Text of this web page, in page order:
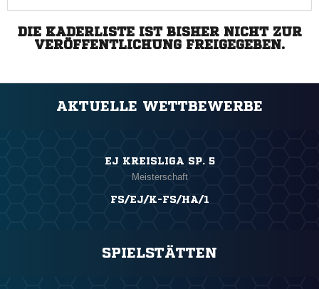
DIE KADERLISTE IST BISHER NICHT ZUR
VERÖFFENTLICHUNG FREIGEGEBEN.
AKTUELLE WETTBEWERBE
EJ KREISLIGA SP. 5
Meisterschaft
FS/EJ/K-FS/HA/1
SPIELSTÄTTEN